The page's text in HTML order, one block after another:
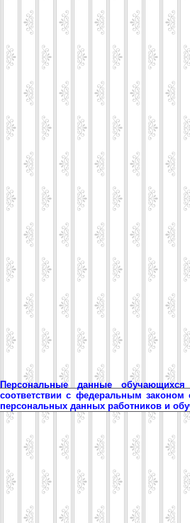
Персональные данные
соответствии с федеральным
персональных данных работников и